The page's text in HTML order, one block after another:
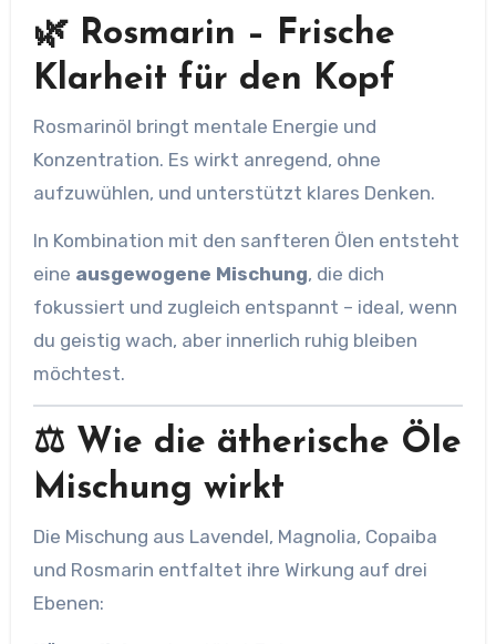
🌿 Rosmarin – Frische
Klarheit für den Kopf
Rosmarinöl bringt mentale Energie und
Konzentration. Es wirkt anregend, ohne
aufzuwühlen, und unterstützt klares Denken.
In Kombination mit den sanfteren Ölen entsteht
eine ausgewogene Mischung, die dich
fokussiert und zugleich entspannt – ideal, wenn
du geistig wach, aber innerlich ruhig bleiben
möchtest.
⚖️ Wie die ätherische Öle
Mischung wirkt
Die Mischung aus Lavendel, Magnolia, Copaiba
und Rosmarin entfaltet ihre Wirkung auf drei
Ebenen: